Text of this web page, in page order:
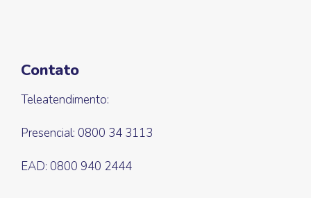
Contato
Teleatendimento:
Presencial: 0800 34 3113
EAD: 0800 940 2444